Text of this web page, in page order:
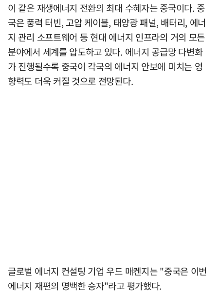
이 같은 재생에너지 전환의 최대 수혜자는 중국이다. 중
국은 풍력 터빈, 고압 케이블, 태양광 패널, 배터리, 에너
지 관리 소프트웨어 등 현대 에너지 인프라의 거의 모든
분야에서 세계를 압도하고 있다. 에너지 공급망 다변화
가 진행될수록 중국이 각국의 에너지 안보에 미치는 영
향력도 더욱 커질 것으로 전망된다.
글로벌 에너지 컨설팅 기업 우드 매켄지는 "중국은 이번
에너지 재편의 명백한 승자"라고 평가했다.